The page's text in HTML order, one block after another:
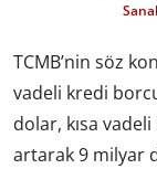
TCMB’nin söz
vadeli kredi
dolar, kısa
artarak 9 milyar